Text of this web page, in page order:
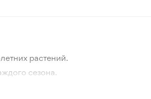
растений.
сезона.
товара и реального